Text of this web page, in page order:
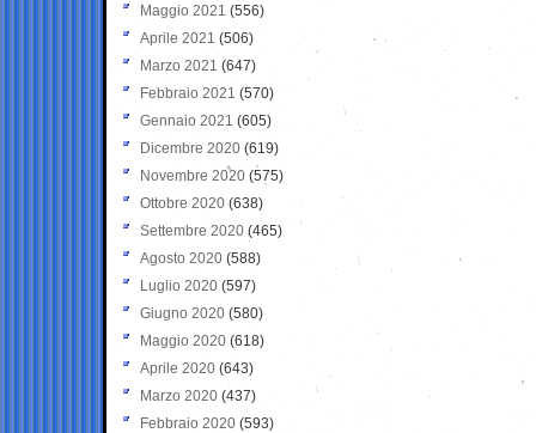
Maggio 2021 (556)
Aprile 2021 (506)
Marzo 2021 (647)
Febbraio 2021 (570)
Gennaio 2021 (605)
Dicembre 2020 (619)
Novembre 2020 (575)
Ottobre 2020 (638)
Settembre 2020(465)
Agosto 2020 (588)
Luglio 2020 (597)
Giugno 2020 (580)
Maggio 2020 (618)
Aprile 2020 (643)
Marzo 2020 (437)
Febbraio 2020 (593)